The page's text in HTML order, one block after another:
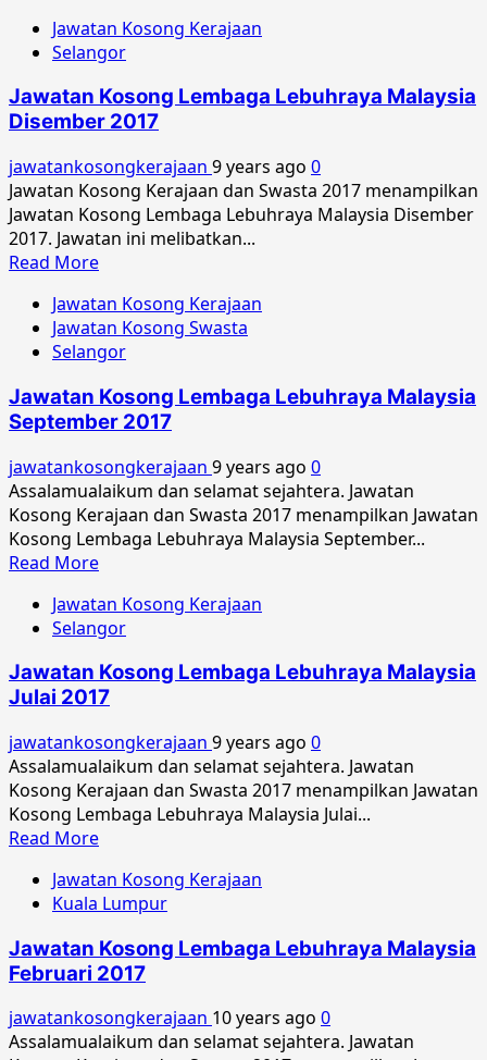
about
Jawatan
Lembaga
Lebuhraya
Februari
2018
Jawatan Kosong Kerajaan
Selangor
Jawatan Kosong Lembaga Lebuhraya Malaysia
Disember 2017
jawatankosongkerajaan 9 years ago 0
Jawatan Kosong Kerajaan dan Swasta 2017 menampilkan
Jawatan Kosong Lembaga Lebuhraya Malaysia Disember
2017. Jawatan ini melibatkan...
Read MoreRead
about
Jawatan
Kosong
Lebuhraya
Malaysia
2017
Jawatan Kosong Kerajaan
Jawatan Kosong Swasta
Selangor
Jawatan Kosong Lembaga Lebuhraya Malaysia
September 2017
jawatankosongkerajaan 9 years ago 0
Assalamualaikum dan selamat sejahtera. Jawatan
Kosong Kerajaan dan Swasta 2017 menampilkan Jawatan
Kosong Lembaga Lebuhraya Malaysia September...
Read MoreRead
about
Jawatan
Lembaga
Lebuhraya
September
2017
Jawatan Kosong Kerajaan
Selangor
Jawatan Kosong Lembaga Lebuhraya Malaysia
Julai 2017
jawatankosongkerajaan 9 years ago 0
Assalamualaikum dan selamat sejahtera. Jawatan
Kosong Kerajaan dan Swasta 2017 menampilkan Jawatan
Kosong Lembaga Lebuhraya Malaysia Julai...
Read MoreRead
about
Jawatan
Lembaga
Lebuhraya
Julai
2017
Jawatan Kosong Kerajaan
Kuala Lumpur
Jawatan Kosong Lembaga Lebuhraya Malaysia
Februari 2017
jawatankosongkerajaan 10 years ago 0
Assalamualaikum dan selamat sejahtera. Jawatan